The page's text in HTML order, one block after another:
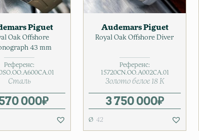
Piguet
Oak Offshore
43 mm
Референс:
Сталь
000₽
Audemars Piguet
Royal Oak Offshore Diver
Референс:
15720CN.OO.A002CA.01
Золото белое 18 К
3 750 000₽
42